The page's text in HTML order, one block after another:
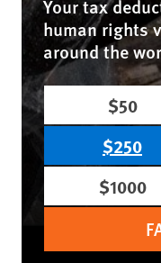
Your tax
human rights
around the
$50
$250
$1000